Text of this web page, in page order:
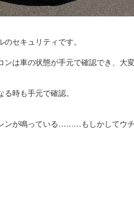
セキュリティです。
は車の状態が手元で確認でき、大変
時も手元で確認。
ンが鳴っている………もしかしてウ